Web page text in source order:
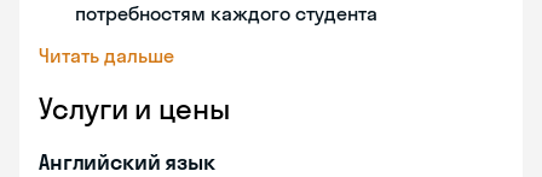
потребностям каждого студента
Читать дальше
Услуги и цены
Английский язык